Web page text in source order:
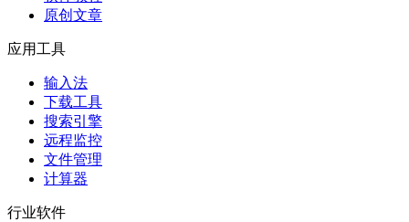
原创文章
应用工具
输入法
下载工具
搜索引擎
远程监控
文件管理
计算器
行业软件